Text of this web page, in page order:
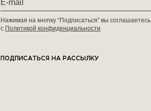
Нажимая на кнопку “Подписаться” вы соглашаетесь
с Политикой конфиденциальности
ПОДПИСАТЬСЯ НА РАССЫЛКУ